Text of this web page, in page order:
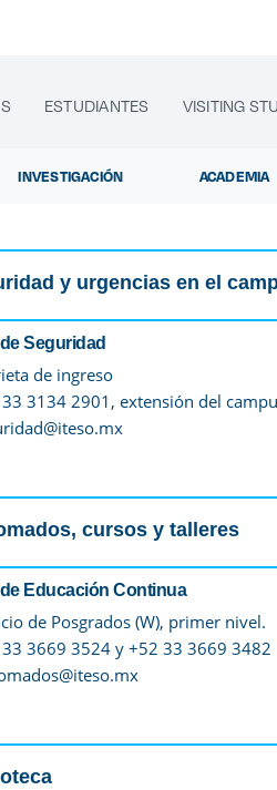
ESTUDIANTES VISITING
INVESTIGACIÓN ACADEMIA
web, programas académicos,
|
Lo más
Derecho
y urgencias en el
Seguridad
de ingreso
3134 2901, extensión del
cursos y talleres
Educación Continua
de Posgrados (W), primer nivel.
3669 3524 y +52 33 3669 3482